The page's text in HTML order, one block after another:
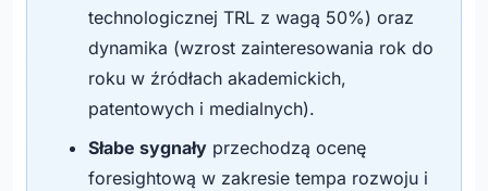
technologicznej TRL z wagą 50%) oraz
dynamika (wzrost zainteresowania rok do
roku w źródłach akademickich,
patentowych i medialnych).
Słabe sygnały przechodzą ocenę
foresightową w zakresie tempa rozwoju i